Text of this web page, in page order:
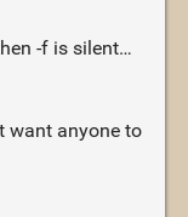
-f is silent…
want anyone to